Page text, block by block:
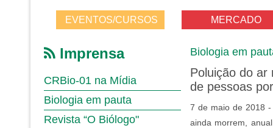
EVENTOS/CURSOS MERCADO
Imprensa
CRBio-01 na Mídia
Biologia em pauta
Revista “O Biólogo"
Biologia em
Poluição do ar
de pessoas
7 de maio de 2018
ainda morrem,